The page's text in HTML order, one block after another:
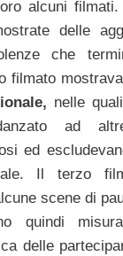
alcuni
delle
che
filmato
nelle
ad
ed
Il terzo
scene di
quindi
delle